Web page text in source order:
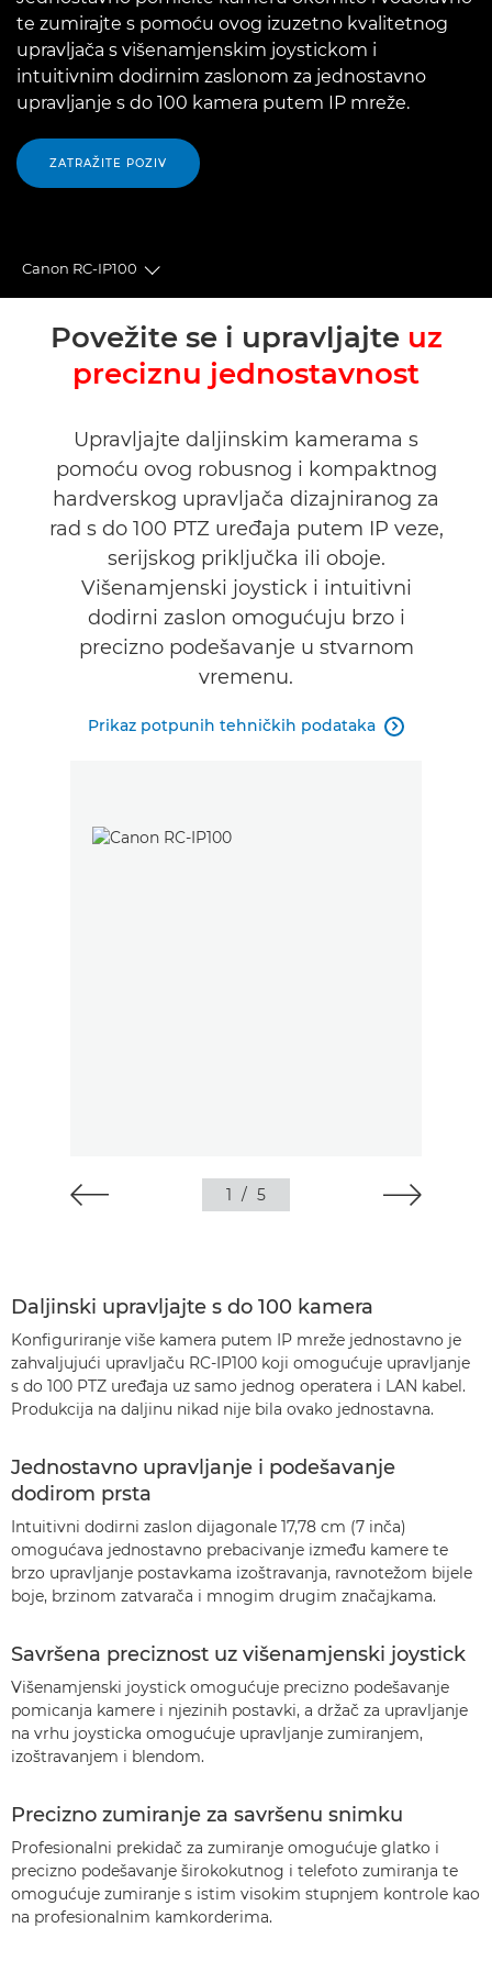
te zumirajte s pomoću ovog izuzetno kvalitetnog
upravljača s višenamjenskim joystickom i
intuitivnim dodirnim zaslonom za jednostavno
upravljanje s do 100 kamera putem IP mreže.
ZATRAŽITE POZIV
Canon RC-IP100
Toggle breadcrumbs
Tehnički podaci
Podrška
Povežite se i upravljajte uz
preciznu jednostavnost
Upravljajte daljinskim kamerama s
pomoću ovog robusnog i kompaktnog
hardverskog upravljača dizajniranog za
rad s do 100 PTZ uređaja putem IP veze,
serijskog priključka ili oboje.
Višenamjenski joystick i intuitivni
dodirni zaslon omogućuju brzo i
precizno podešavanje u stvarnom
vremenu.
Prikaz potpunih tehničkih podataka 
1 / 5
Daljinski upravljajte s do 100 kamera
Konfiguriranje više kamera putem IP mreže jednostavno je
zahvaljujući upravljaču RC-IP100 koji omogućuje upravljanje
s do 100 PTZ uređaja uz samo jednog operatera i LAN kabel.
Produkcija na daljinu nikad nije bila ovako jednostavna.
Jednostavno upravljanje i podešavanje
dodirom prsta
Intuitivni dodirni zaslon dijagonale 17,78 cm (7 inča)
omogućava jednostavno prebacivanje između kamere te
brzo upravljanje postavkama izoštravanja, ravnotežom bijele
boje, brzinom zatvarača i mnogim drugim značajkama.
Savršena preciznost uz višenamjenski joystick
Višenamjenski joystick omogućuje precizno podešavanje
pomicanja kamere i njezinih postavki, a držač za upravljanje
na vrhu joysticka omogućuje upravljanje zumiranjem,
izoštravanjem i blendom.
Precizno zumiranje za savršenu snimku
Profesionalni prekidač za zumiranje omogućuje glatko i
precizno podešavanje širokokutnog i telefoto zumiranja te
omogućuje zumiranje s istim visokim stupnjem kontrole kao
na profesionalnim kamkorderima.